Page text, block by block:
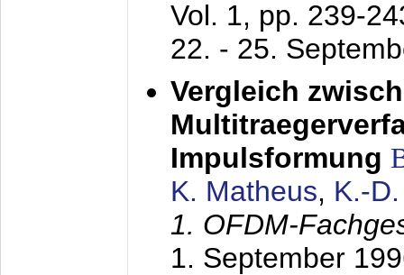
Vol. 1, pp. 239-
22. - 25.
Vergleich
Impulsformung
K. Matheus, K.-
1. OFDM-
1. September